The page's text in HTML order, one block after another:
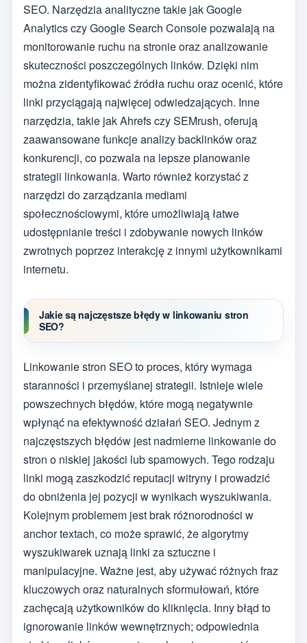
SEO. Narzędzia analityczne takie jak Google
Analytics czy Google Search Console pozwalają na
monitorowanie ruchu na stronie oraz analizowanie
skuteczności poszczególnych linków. Dzięki nim
można zidentyfikować źródła ruchu oraz ocenić, które
linki przyciągają najwięcej odwiedzających. Inne
narzędzia, takie jak Ahrefs czy SEMrush, oferują
zaawansowane funkcje analizy backlinków oraz
konkurencji, co pozwala na lepsze planowanie
strategii linkowania. Warto również korzystać z
narzędzi do zarządzania mediami
społecznościowymi, które umożliwiają łatwe
udostępnianie treści i zdobywanie nowych linków
zwrotnych poprzez interakcję z innymi użytkownikami
internetu.
Jakie są najczęstsze błędy w linkowaniu stron
SEO?
Linkowanie stron SEO to proces, który wymaga
staranności i przemyślanej strategii. Istnieje wiele
powszechnych błędów, które mogą negatywnie
wpłynąć na efektywność działań SEO. Jednym z
najczęstszych błędów jest nadmierne linkowanie do
stron o niskiej jakości lub spamowych. Tego rodzaju
linki mogą zaszkodzić reputacji witryny i prowadzić
do obniżenia jej pozycji w wynikach wyszukiwania.
Kolejnym problemem jest brak różnorodności w
anchor textach, co może sprawić, że algorytmy
wyszukiwarek uznają linki za sztuczne i
manipulacyjne. Ważne jest, aby używać różnych fraz
kluczowych oraz naturalnych sformułowań, które
zachęcają użytkowników do kliknięcia. Inny błąd to
ignorowanie linków wewnętrznych; odpowiednia